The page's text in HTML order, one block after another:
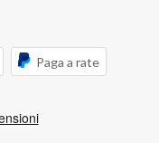
Paga a rate